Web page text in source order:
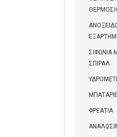
ΣΙΦΩΝΙΑ
ΣΠΙΡΑΛ
ΦΡΕΑΤΙΑ